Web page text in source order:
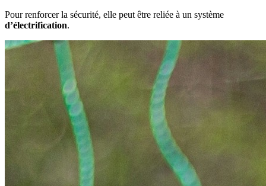
Pour renforcer la sécurité, elle peut être reliée à un système
d’électrification.